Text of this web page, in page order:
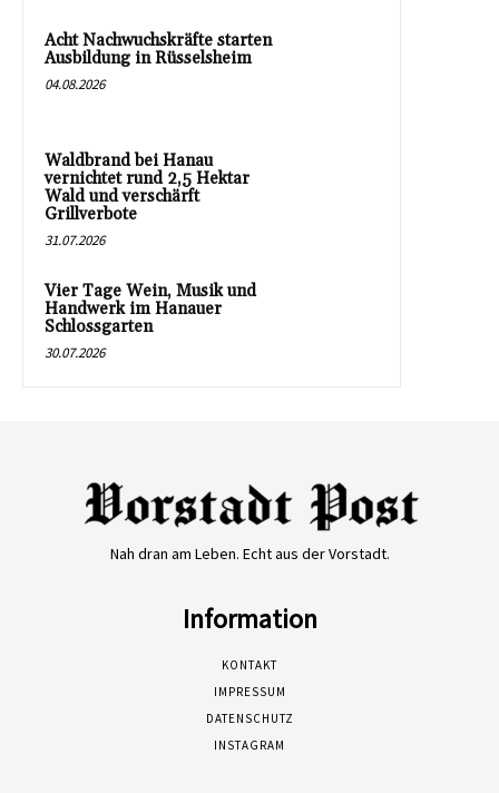
Acht Nachwuchskräfte starten
Ausbildung in Rüsselsheim
04.08.2026
Waldbrand bei Hanau
vernichtet rund 2,5 Hektar
Wald und verschärft
Grillverbote
31.07.2026
Vier Tage Wein, Musik und
Handwerk im Hanauer
Schlossgarten
30.07.2026
Nah dran am Leben. Echt aus der Vorstadt.
Information
KONTAKT
IMPRESSUM
DATENSCHUTZ
INSTAGRAM